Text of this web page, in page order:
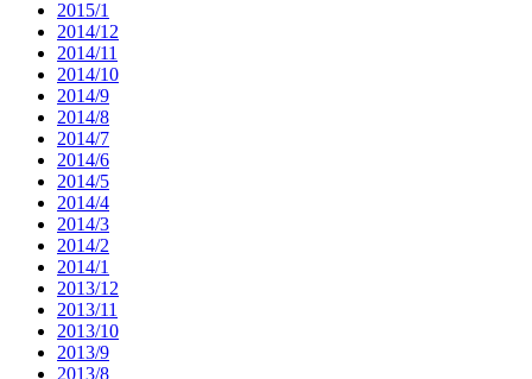
2015/1
2014/12
2014/11
2014/10
2014/9
2014/8
2014/7
2014/6
2014/5
2014/4
2014/3
2014/2
2014/1
2013/12
2013/11
2013/10
2013/9
2013/8